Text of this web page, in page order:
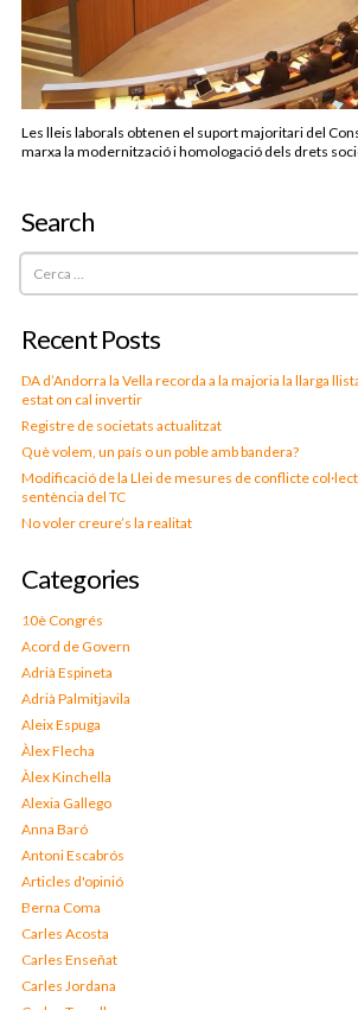
Les lleis laborals obtenen el suport majoritari del
marxa la modernització i homologació dels drets
Search
Cerca:
Recent Posts
DA d’Andorra la Vella recorda a la majoria la llarga
estat on cal invertir
Registre de societats actualitzat
Què volem, un país o un poble amb bandera?
Modificació de la Llei de mesures de conflicte
sentència del TC
No voler creure’s la realitat
Categories
10è Congrés
Acord de Govern
Adrià Espineta
Adrià Palmitjavila
Aleix Espuga
Àlex Flecha
Àlex Kinchella
Alexia Gallego
Anna Baró
Antoni Escabrós
Articles d'opinió
Berna Coma
Carles Acosta
Carles Enseñat
Carles Jordana